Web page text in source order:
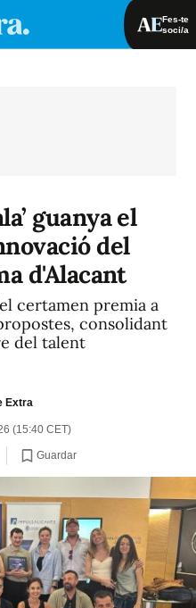
Fes-te
soci/a
guanya el
del
d'Alacant
certamen premia a
consolidant
del talent
Extra
(15:40 CET)
Guardar